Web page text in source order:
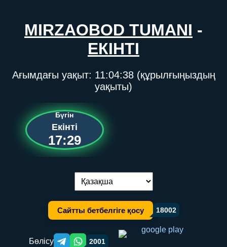
MIRZAOBOD TUMANI -
ЕКІНТІ
Ағымдағы уақыт: 11:04:38(құрылғыңыздың
уақыты)
Бүгін
Екінті
17:29
Тілді ауыстыру:
Сайтты бетбелгіге қосу 18002
Бөлісу Telegram orqali ulashish
WhatsApp orqali ulashish
2001